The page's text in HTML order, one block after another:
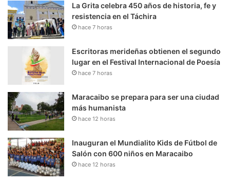
La Grita celebra 450 años de historia, fe y
resistencia en el Táchira
hace 7 horas
Escritoras merideñas obtienen el segundo
lugar en el Festival Internacional de Poesía
hace 7 horas
Maracaibo se prepara para ser una ciudad
más humanista
hace 12 horas
Inauguran el Mundialito Kids de Fútbol de
Salón con 600 niños en Maracaibo
hace 12 horas